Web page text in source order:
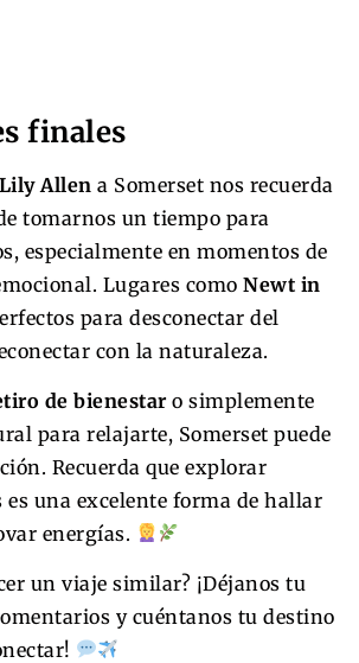
finales
Lily Allen a Somerset nos recuerda
tomarnos un tiempo para
especialmente en momentos de
Lugares como Newt in
para desconectar del
con la naturaleza.
de bienestaro simplemente
para relajarte, Somerset puede
Recuerda que explorar
es una excelente forma de hallar
energías.
un viaje similar? ¡Déjanos tu
y cuéntanos tu destino